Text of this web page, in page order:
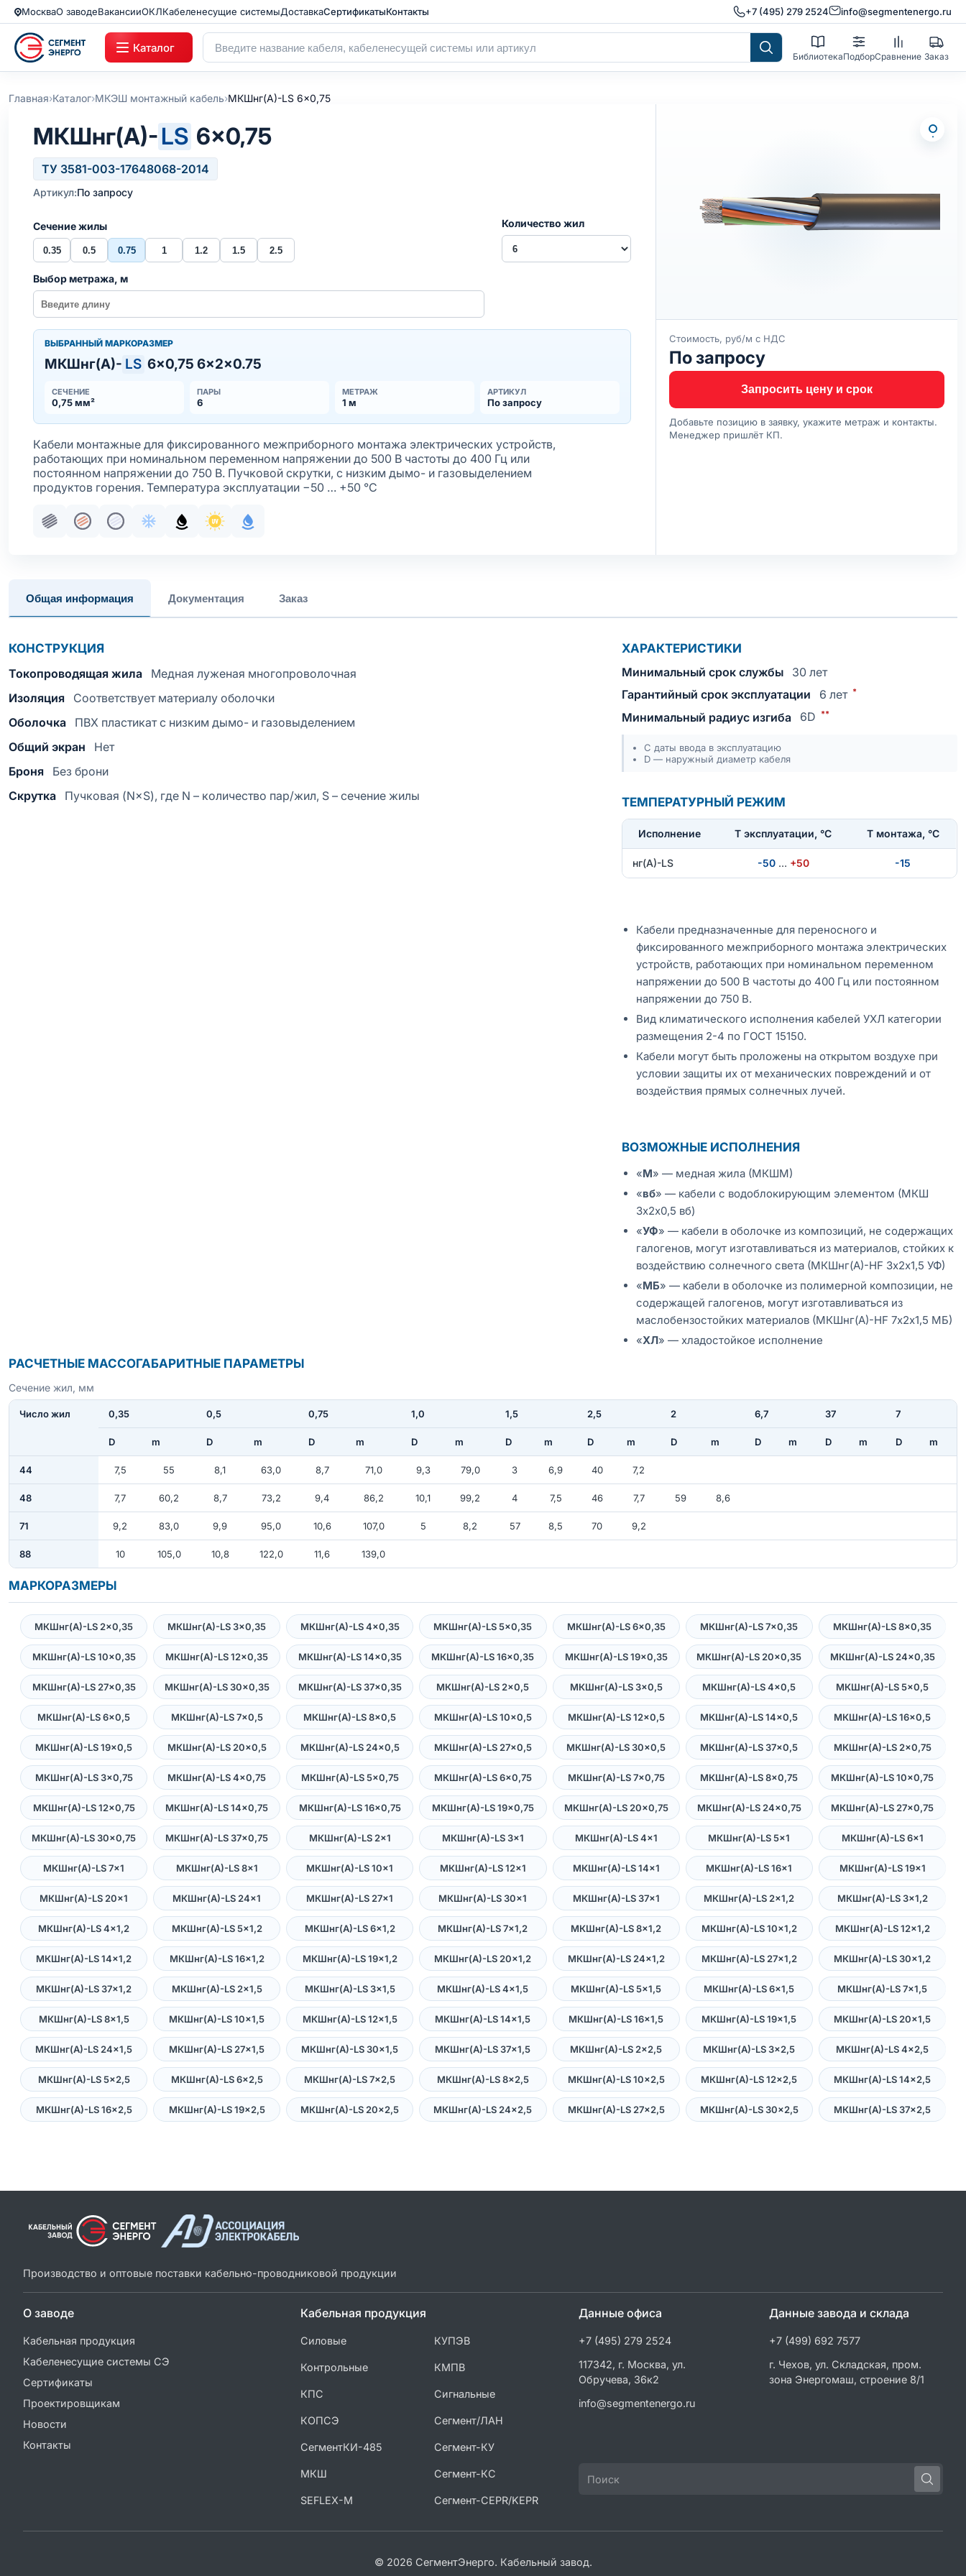
МоскваО заводеВакансииОКЛКабеленесущие системыДоставкаСертификатыКонтакты +7 (495) 279 2524 info@segmentenergo.ru
Каталог
БиблиотекаПодборСравнение Заказ
Главная›Каталог›МКЭШ монтажный кабель›МКШнг(А)-LS 6x0,75
МКШнг(А)-LS 6×0,75
ТУ 3581-003-17648068-2014
Артикул:По запросу
Стоимость, руб/м с НДС
По запросу
Запросить цену и срок
Добавьте позицию в заявку, укажите метраж и контакты.
Менеджер пришлёт КП.
Сечение жилы
0.35 0.5 0.75 1 1.2 1.5 2.5
Количество жил
Выбор метража, м
ВЫБРАННЫЙ МАРКОРАЗМЕР
МКШнг(А)- LS 6×0,75 6×2×0.75
СЕЧЕНИЕ
0,75 мм²
ПАРЫ
6
МЕТРАЖ
1 м
АРТИКУЛ
По запросу
Кабели монтажные для фиксированного межприборного монтажа электрических устройств,
работающих при номинальном переменном напряжении до 500 В частоты до 400 Гц или
постоянном напряжении до 750 В. Пучковой скрутки, с низким дымо- и газовыделением
продуктов горения. Температура эксплуатации −50 … +50 °С
Пучковая скрутка
Жила медная многопроволочная
Жила медная многопроволочная лужёная
Хладостойкое исполнение оболочки
Маслобензостойкое исполнение оболочки
Стойкость к ультрафиолету
С водоблокирующим элементом
Общая информация Документация Заказ
КОНСТРУКЦИЯ
Токопроводящая жила
Медная луженая многопроволочная
Изоляция
Соответствует материалу оболочки
Оболочка
ПВХ пластикат с низким дымо- и газовыделением
Общий экран
Нет
Броня
Без брони
Скрутка
Пучковая (N×S), где N – количество пар/жил, S – сечение жилы
ХАРАКТЕРИСТИКИ
Минимальный срок службы
30 лет
Гарантийный срок эксплуатации
6 лет *
Минимальный радиус изгиба 6D **
С даты ввода в эксплуатацию
D — наружный диаметр кабеля
ТЕМПЕРАТУРНЫЙ РЕЖИМ
Исполнение T эксплуатации, °С Т монтажа, °С
нг(А)-LS -50 … +50 -15
Кабели предназначенные для переносного и
фиксированного межприборного монтажа электрических
устройств, работающих при номинальном переменном
напряжении до 500 В частоты до 400 Гц или постоянном
напряжении до 750 В.
Вид климатического исполнения кабелей УХЛ категории
размещения 2-4 по ГОСТ 15150.
Кабели могут быть проложены на открытом воздухе при
условии защиты их от механических повреждений и от
воздействия прямых солнечных лучей.
ВОЗМОЖНЫЕ ИСПОЛНЕНИЯ
«М» — медная жила (МКШМ)
«вб» — кабели с водоблокирующим элементом (МКШ
3х2х0,5 вб)
«УФ» — кабели в оболочке из композиций, не содержащих
галогенов, могут изготавливаться из материалов, стойких к
воздействию солнечного света (МКШнг(А)-HF 3х2х1,5 УФ)
«МБ» — кабели в оболочке из полимерной композиции, не
содержащей галогенов, могут изготавливаться из
маслобензостойких материалов (МКШнг(А)-HF 7х2х1,5 МБ)
«ХЛ» — хладостойкое исполнение
РАСЧЕТНЫЕ МАССОГАБАРИТНЫЕ ПАРАМЕТРЫ
Сечение жил, мм
Число жил 0,35 0,5 0,75 1,0 1,5 2,5 2 6,7 37 7
D m D m D m D m D m D m D m D m D m D m
44 7,5 55 8,1 63,0 8,7 71,0 9,3 79,0 3 6,9 40 7,2
48 7,7 60,2 8,7 73,2 9,4 86,2 10,1 99,2 4 7,5 46 7,7 59 8,6
71 9,2 83,0 9,9 95,0 10,6 107,0 5 8,2 57 8,5 70 9,2
88 10 105,0 10,8 122,0 11,6 139,0
МАРКОРАЗМЕРЫ
МКШнг(А)-LS 2×0,35 МКШнг(А)-LS 3×0,35 МКШнг(А)-LS 4×0,35 МКШнг(А)-LS 5×0,35 МКШнг(А)-LS 6×0,35 МКШнг(А)-LS 7×0,35 МКШнг(А)-LS 8×0,35
МКШнг(А)-LS 10×0,35 МКШнг(А)-LS 12×0,35 МКШнг(А)-LS 14×0,35 МКШнг(А)-LS 16×0,35 МКШнг(А)-LS 19×0,35 МКШнг(А)-LS 20×0,35 МКШнг(А)-LS 24×0,35
МКШнг(А)-LS 27×0,35 МКШнг(А)-LS 30×0,35 МКШнг(А)-LS 37×0,35 МКШнг(А)-LS 2×0,5 МКШнг(А)-LS 3×0,5 МКШнг(А)-LS 4×0,5 МКШнг(А)-LS 5×0,5
МКШнг(А)-LS 6×0,5 МКШнг(А)-LS 7×0,5 МКШнг(А)-LS 8×0,5 МКШнг(А)-LS 10×0,5 МКШнг(А)-LS 12×0,5 МКШнг(А)-LS 14×0,5 МКШнг(А)-LS 16×0,5
МКШнг(А)-LS 19×0,5 МКШнг(А)-LS 20×0,5 МКШнг(А)-LS 24×0,5 МКШнг(А)-LS 27×0,5 МКШнг(А)-LS 30×0,5 МКШнг(А)-LS 37×0,5 МКШнг(А)-LS 2×0,75
МКШнг(А)-LS 3×0,75 МКШнг(А)-LS 4×0,75 МКШнг(А)-LS 5×0,75 МКШнг(А)-LS 6×0,75 МКШнг(А)-LS 7×0,75 МКШнг(А)-LS 8×0,75 МКШнг(А)-LS 10×0,75
МКШнг(А)-LS 12×0,75 МКШнг(А)-LS 14×0,75 МКШнг(А)-LS 16×0,75 МКШнг(А)-LS 19×0,75 МКШнг(А)-LS 20×0,75 МКШнг(А)-LS 24×0,75 МКШнг(А)-LS 27×0,75
МКШнг(А)-LS 30×0,75 МКШнг(А)-LS 37×0,75 МКШнг(А)-LS 2×1 МКШнг(А)-LS 3×1 МКШнг(А)-LS 4×1 МКШнг(А)-LS 5×1 МКШнг(А)-LS 6×1
МКШнг(А)-LS 7×1 МКШнг(А)-LS 8×1 МКШнг(А)-LS 10×1 МКШнг(А)-LS 12×1 МКШнг(А)-LS 14×1 МКШнг(А)-LS 16×1 МКШнг(А)-LS 19×1
МКШнг(А)-LS 20×1 МКШнг(А)-LS 24×1 МКШнг(А)-LS 27×1 МКШнг(А)-LS 30×1 МКШнг(А)-LS 37×1 МКШнг(А)-LS 2×1,2 МКШнг(А)-LS 3×1,2
МКШнг(А)-LS 4×1,2 МКШнг(А)-LS 5×1,2 МКШнг(А)-LS 6×1,2 МКШнг(А)-LS 7×1,2 МКШнг(А)-LS 8×1,2 МКШнг(А)-LS 10×1,2 МКШнг(А)-LS 12×1,2
МКШнг(А)-LS 14×1,2 МКШнг(А)-LS 16×1,2 МКШнг(А)-LS 19×1,2 МКШнг(А)-LS 20×1,2 МКШнг(А)-LS 24×1,2 МКШнг(А)-LS 27×1,2 МКШнг(А)-LS 30×1,2
МКШнг(А)-LS 37×1,2 МКШнг(А)-LS 2×1,5 МКШнг(А)-LS 3×1,5 МКШнг(А)-LS 4×1,5 МКШнг(А)-LS 5×1,5 МКШнг(А)-LS 6×1,5 МКШнг(А)-LS 7×1,5
МКШнг(А)-LS 8×1,5 МКШнг(А)-LS 10×1,5 МКШнг(А)-LS 12×1,5 МКШнг(А)-LS 14×1,5 МКШнг(А)-LS 16×1,5 МКШнг(А)-LS 19×1,5 МКШнг(А)-LS 20×1,5
МКШнг(А)-LS 24×1,5 МКШнг(А)-LS 27×1,5 МКШнг(А)-LS 30×1,5 МКШнг(А)-LS 37×1,5 МКШнг(А)-LS 2×2,5 МКШнг(А)-LS 3×2,5 МКШнг(А)-LS 4×2,5
МКШнг(А)-LS 5×2,5 МКШнг(А)-LS 6×2,5 МКШнг(А)-LS 7×2,5 МКШнг(А)-LS 8×2,5 МКШнг(А)-LS 10×2,5 МКШнг(А)-LS 12×2,5 МКШнг(А)-LS 14×2,5
МКШнг(А)-LS 16×2,5 МКШнг(А)-LS 19×2,5 МКШнг(А)-LS 20×2,5 МКШнг(А)-LS 24×2,5 МКШнг(А)-LS 27×2,5 МКШнг(А)-LS 30×2,5 МКШнг(А)-LS 37×2,5
Производство и оптовые поставки кабельно-проводниковой продукции
О заводе
Кабельная продукция
Кабеленесущие системы СЭ
Сертификаты
Проектировщикам
Новости
Контакты
Кабельная продукция
Силовые КУПЭВ
Контрольные КМПВ
КПС Сигнальные
КОПСЭ Сегмент/ЛАН
СегментКИ-485 Сегмент-КУ
МКШ Сегмент-КС
SEFLEX-M Сегмент-CEPR/KEPR
Данные офиса
+7 (495) 279 2524
117342, г. Москва, ул.
Обручева, 36к2
info@segmentenergo.ru
Данные завода и склада
+7 (499) 692 7577
г. Чехов, ул. Складская, пром.
зона Энергомаш, строение 8/1
© 2026 СегментЭнерго. Кабельный завод.